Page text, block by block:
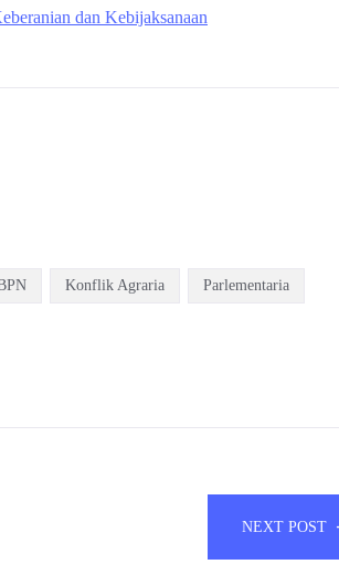
dan Kebijaksanaan
Konflik Agraria Parlementaria
NEXT POST